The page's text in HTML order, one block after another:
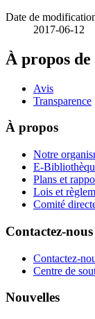
Date de
2017-06-12
À propos de
Avis
Transparence
À propos
Notre
E-
Plans et
Lois et
Comité
Contactez-nous
Contactez-
Centre de
Nouvelles